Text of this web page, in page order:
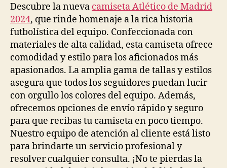
Descubre la nueva camiseta Atlético de Madrid
2024, que rinde homenaje a la rica historia
futbolística del equipo. Confeccionada con
materiales de alta calidad, esta camiseta ofrece
comodidad y estilo para los aficionados más
apasionados. La amplia gama de tallas y estilos
asegura que todos los seguidores puedan lucir
con orgullo los colores del equipo. Además,
ofrecemos opciones de envío rápido y seguro
para que recibas tu camiseta en poco tiempo.
Nuestro equipo de atención al cliente está listo
para brindarte un servicio profesional y
resolver cualquier consulta. ¡No te pierdas la